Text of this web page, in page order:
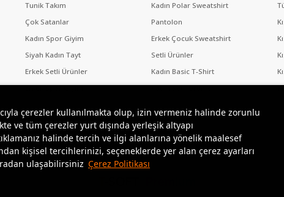
çerezler kullanılmakta olup, izin vermeniz halinde zorunlu
ve tüm çerezler yurt dışında yerleşik altyapı
halinde tercih ve ilgi alanlarına yönelik maalesef
kişisel tercihlerinizi, seçeneklerde yer alan çerez ayarları
ulaşabilirsiniz Çerez Politikası
Tunik Takım
Çok Satanlar
Kadın Spor Giyim
Siyah Kadın Tayt
Erkek Setli Ürünler
Erkek Spor Giyim
Kadın Polar Sweatshirt
Pantolon
Erkek Çocuk Sweatshirt
Setli Ürünler
Kadın Basic T-Shirt
Kadın Setli Ürünler